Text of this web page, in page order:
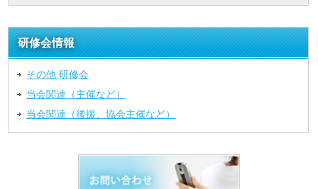
研修会情報
その他 研修会
当会関連（主催など）
当会関連（後援、協会主催など）